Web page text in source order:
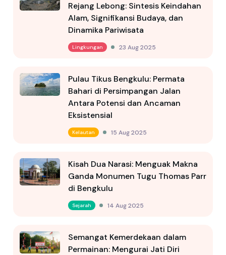
Rejang Lebong: Sintesis Keindahan
Alam, Signifikansi Budaya, dan
Dinamika Pariwisata
Lingkungan 23 Aug 2025
Pulau Tikus Bengkulu: Permata
Bahari di Persimpangan Jalan
Antara Potensi dan Ancaman
Eksistensial
Kelautan 15 Aug 2025
Kisah Dua Narasi: Menguak Makna
Ganda Monumen Tugu Thomas Parr
di Bengkulu
Sejarah 14 Aug 2025
Semangat Kemerdekaan dalam
Permainan: Mengurai Jati Diri